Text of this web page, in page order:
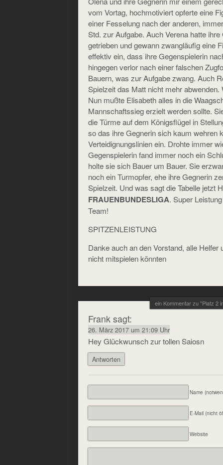
vom Vortag, hochmotiviert opferte eine
einer Fesselung nach der anderen,
Std. zur Aufgabe. Auch Verena hatte
getrieben und gewann zwangläufig eine
effektiv ein, dass ihre Gegenspielerin
hingegen verlor nach einer falschen
Bauern, was zur Aufgabe zwang. Auch
Spielzeit das Matt nicht mehr
Nun mußte Elisabeth alles in die
Mannschaftssieg erzielt werden sollte.
die Türme auf dem Königsflügel in
so das ihre Gegnerin sich kaum wehren
Verteidignungslinien ein. Drohte immer
Gegenspielerin fand immer noch ein
holte sie sich Bauer um Bauer. Sie
noch ein Turmopfer, ehe ihre Gegnerin
Spielzeit. Und was sagt die Tabelle jetzt
FRAUENBUNDESLIGA. Super
Team!
SPITZENLEISTUNG
Danke auch an den Vorstand, alle
nicht mitspielen könnten
ein Kommentar zu "Platz 2
Frank sagt:
26. März 2017 um 21:09 Uhr
Hey Glückwunsch zur tollen Saiosn
Antworten
Name
E-Mail (nicht
Website